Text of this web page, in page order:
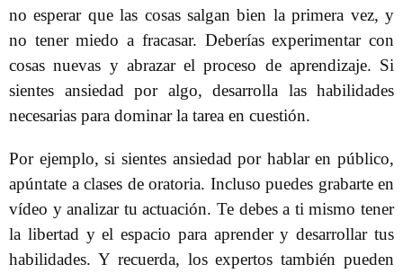
no esperar que las cosas salgan bien la primera vez, y
no tener miedo a fracasar. Deberías experimentar con
cosas nuevas y abrazar el proceso de aprendizaje. Si
sientes ansiedad por algo, desarrolla las habilidades
necesarias para dominar la tarea en cuestión.
Por ejemplo, si sientes ansiedad por hablar en público,
apúntate a clases de oratoria. Incluso puedes grabarte en
vídeo y analizar tu actuación. Te debes a ti mismo tener
la libertad y el espacio para aprender y desarrollar tus
habilidades. Y recuerda, los expertos también pueden